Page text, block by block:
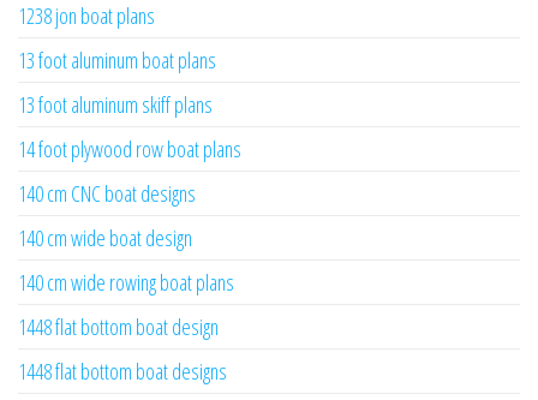
1238 jon boat plans
13 foot aluminum boat plans
13 foot aluminum skiff plans
14 foot plywood row boat plans
140 cm CNC boat designs
140 cm wide boat design
140 cm wide rowing boat plans
1448 flat bottom boat design
1448 flat bottom boat designs